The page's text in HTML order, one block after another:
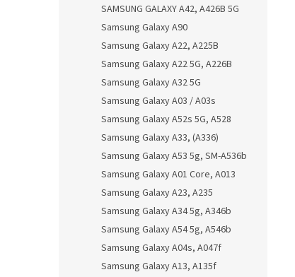
SAMSUNG GALAXY A42, A426B 5G
Samsung Galaxy A90
Samsung Galaxy A22, A225B
Samsung Galaxy A22 5G, A226B
Samsung Galaxy A32 5G
Samsung Galaxy A03 / A03s
Samsung Galaxy A52s 5G, A528
Samsung Galaxy A33, (A336)
Samsung Galaxy A53 5g, SM-A536b
Samsung Galaxy A01 Core, A013
Samsung Galaxy A23, A235
Samsung Galaxy A34 5g, A346b
Samsung Galaxy A54 5g, A546b
Samsung Galaxy A04s, A047f
Samsung Galaxy A13, A135f